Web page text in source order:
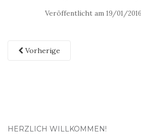
Veröffentlicht am 19/01/2016
Vorherige
HERZLICH WILLKOMMEN!